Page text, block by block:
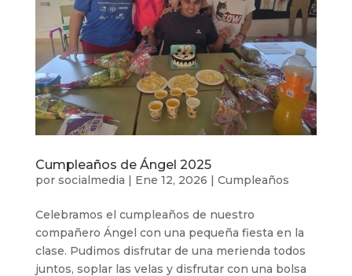
Cumpleaños de Ángel 2025
por socialmedia | Ene 12, 2026 | Cumpleaños
Celebramos el cumpleaños de nuestro
compañero Ángel con una pequeña fiesta en la
clase. Pudimos disfrutar de una merienda todos
juntos, soplar las velas y disfrutar con una bolsa